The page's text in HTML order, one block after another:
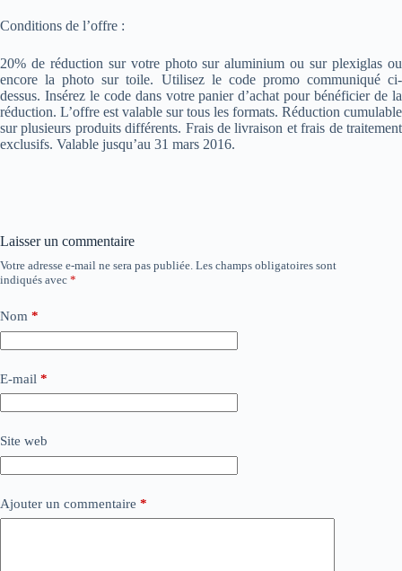
Conditions de l’offre :
20% de réduction sur votre photo sur aluminium ou sur plexiglas ou
encore la photo sur toile. Utilisez le code promo communiqué ci-
dessus. Insérez le code dans votre panier d’achat pour bénéficier de la
réduction. L’offre est valable sur tous les formats. Réduction cumulable
sur plusieurs produits différents. Frais de livraison et frais de traitement
exclusifs. Valable jusqu’au 31 mars 2016.
Laisser un commentaire
Votre adresse e-mail ne sera pas publiée. Les champs obligatoires sont
indiqués avec *
Nom *
E-mail *
Site web
Ajouter un commentaire *